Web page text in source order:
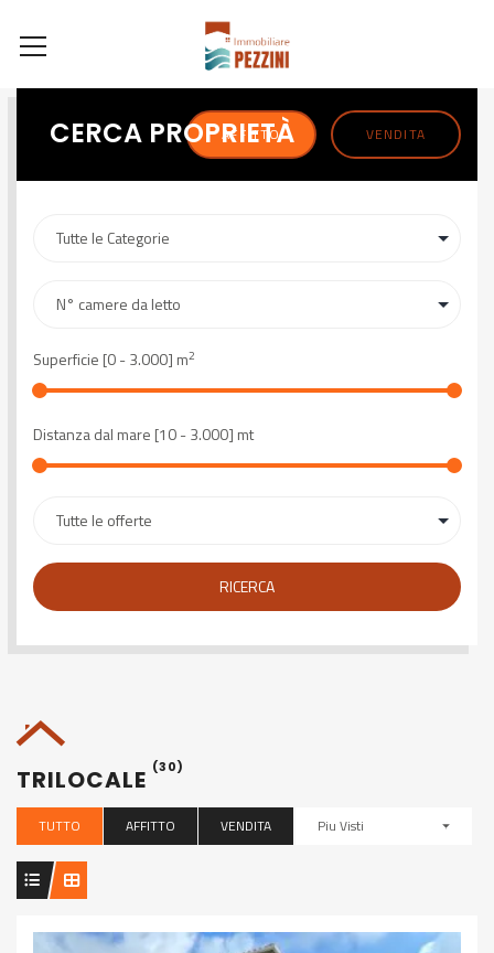
CERCA PROPRIETÀ
AFFITTO VENDITA
Superficie [0-3.000] m2
Distanza dal mare [10-3.000] mt
RICERCA
TRILOCALE (30)
TUTTO AFFITTO VENDITA Piu Visti